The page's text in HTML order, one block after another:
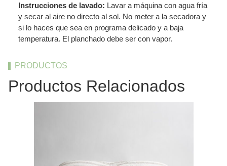
Instrucciones de lavado: Lavar a máquina con agua fría
y secar al aire no directo al sol. No meter a la secadora y
si lo haces que sea en programa delicado y a baja
temperatura. El planchado debe ser con vapor.
PRODUCTOS
Productos Relacionados